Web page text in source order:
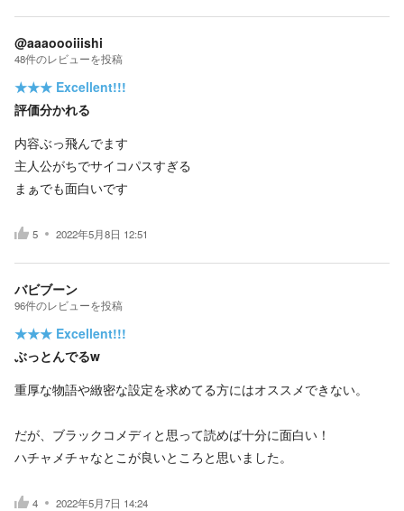
@aaaoooiiishi
48件のレビューを投稿
★★★ Excellent!!!
評価分かれる
内容ぶっ飛んでます
主人公がちでサイコパスすぎる
まぁでも面白いです
5 2022年5月8日 12:51
バビブーン
96件のレビューを投稿
★★★ Excellent!!!
ぶっとんでるw
重厚な物語や緻密な設定を求めてる方にはオススメできない。
だが、ブラックコメディと思って読めば十分に面白い！
ハチャメチャなとこが良いところと思いました。
4 2022年5月7日 14:24